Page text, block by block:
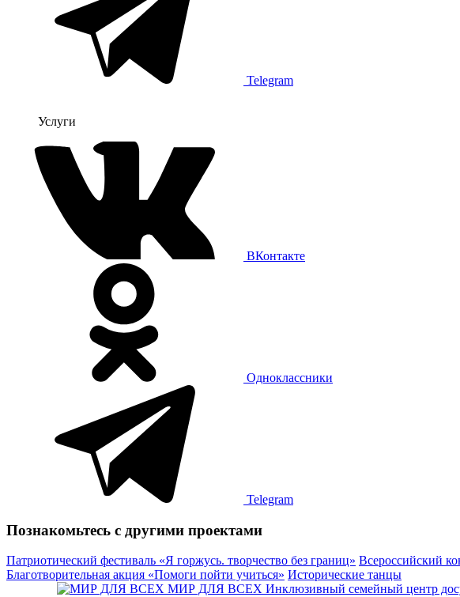
Telegram
Услуги
ВКонтакте
Одноклассники
Telegram
Познакомьтесь с другими проектами
Патриотический фестиваль «Я горжусь. творчество без границ» Всероссийский
Благотворительная акция «Помоги пойти учиться» Исторические танцы
МИР ДЛЯ ВСЕХ Инклюзивный семейный центр